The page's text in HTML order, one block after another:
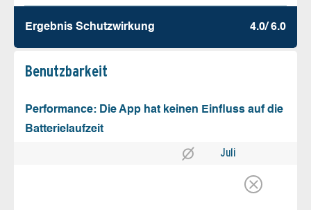
Ergebnis Schutz­wirkung 4.0/ 6.0
Benutz­barkeit
Performance: Die App hat keinen Einfluss auf die
Batterielaufzeit
Juli